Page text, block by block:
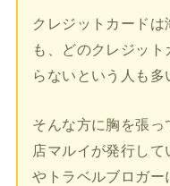
クレジットカード
も、どのクレジッ
らないという人も多
そんな方に胸を張
店マルイが発行して
やトラベルブロガー